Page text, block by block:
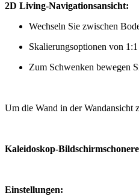
2D Living-Navigationsansicht:
Wechseln Sie zwischen
Skalierungsoptionen von
Zum Schwenken bewegen
Um die Wand in der Wandansicht
Kaleidoskop-
Einstellungen: